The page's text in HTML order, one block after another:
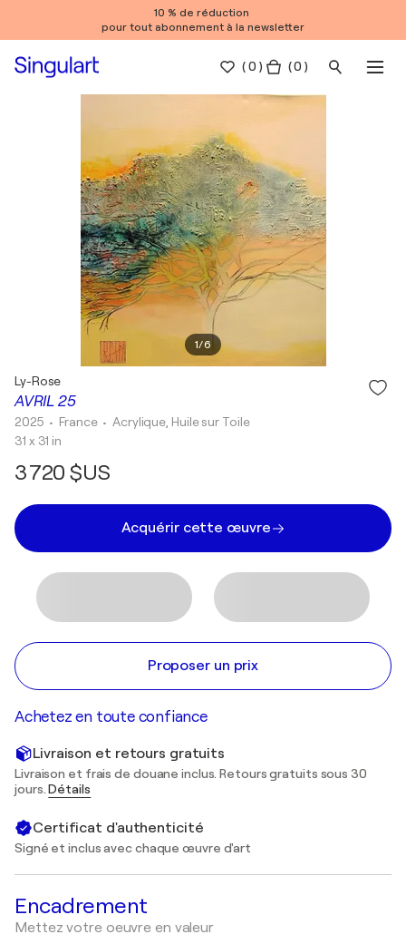
10 % de réduction
pour tout abonnement à la newsletter
(0 ) ( 0 )
1/6
AVRIL 25
Ly-Rose
2025 • France •Acrylique, Huile sur Toile
31 x 31 in
3 720 $US
Acquérir cette œuvre
Proposer un prix
Achetez en toute confiance
Livraison et retours gratuits
Livraison et frais de douane inclus. Retours gratuits sous 30
jours.Détails
Certificat d'authenticité
Signé et inclus avec chaque œuvre d'art
Encadrement
Mettez votre oeuvre en valeur